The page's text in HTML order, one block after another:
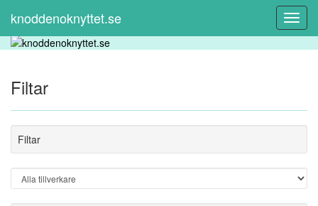
knoddenoknyttet.se
Filtar
Filtar